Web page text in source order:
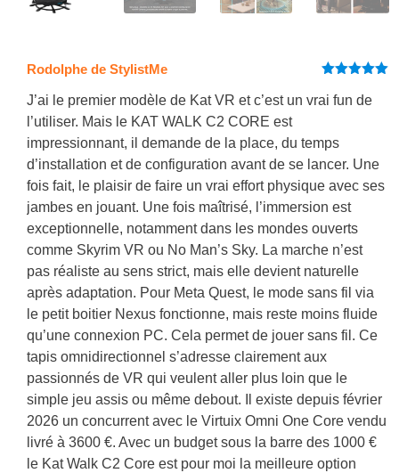
5
Rodolphe de StylistMe
J’ai le premier modèle de Kat VR et c’est un vrai fun de
l’utiliser. Mais le KAT WALK C2 CORE est
impressionnant, il demande de la place, du temps
d’installation et de configuration avant de se lancer. Une
fois fait, le plaisir de faire un vrai effort physique avec ses
jambes en jouant. Une fois maîtrisé, l’immersion est
exceptionnelle, notamment dans les mondes ouverts
comme Skyrim VR ou No Man’s Sky. La marche n’est
pas réaliste au sens strict, mais elle devient naturelle
après adaptation. Pour Meta Quest, le mode sans fil via
le petit boitier Nexus fonctionne, mais reste moins fluide
qu’une connexion PC. Cela permet de jouer sans fil. Ce
tapis omnidirectionnel s’adresse clairement aux
passionnés de VR qui veulent aller plus loin que le
simple jeu assis ou même debout. Il existe depuis février
2026 un concurrent avec le Virtuix Omni One Core vendu
livré à 3600 €. Avec un budget sous la barre des 1000 €
le Kat Walk C2 Core est pour moi la meilleure option